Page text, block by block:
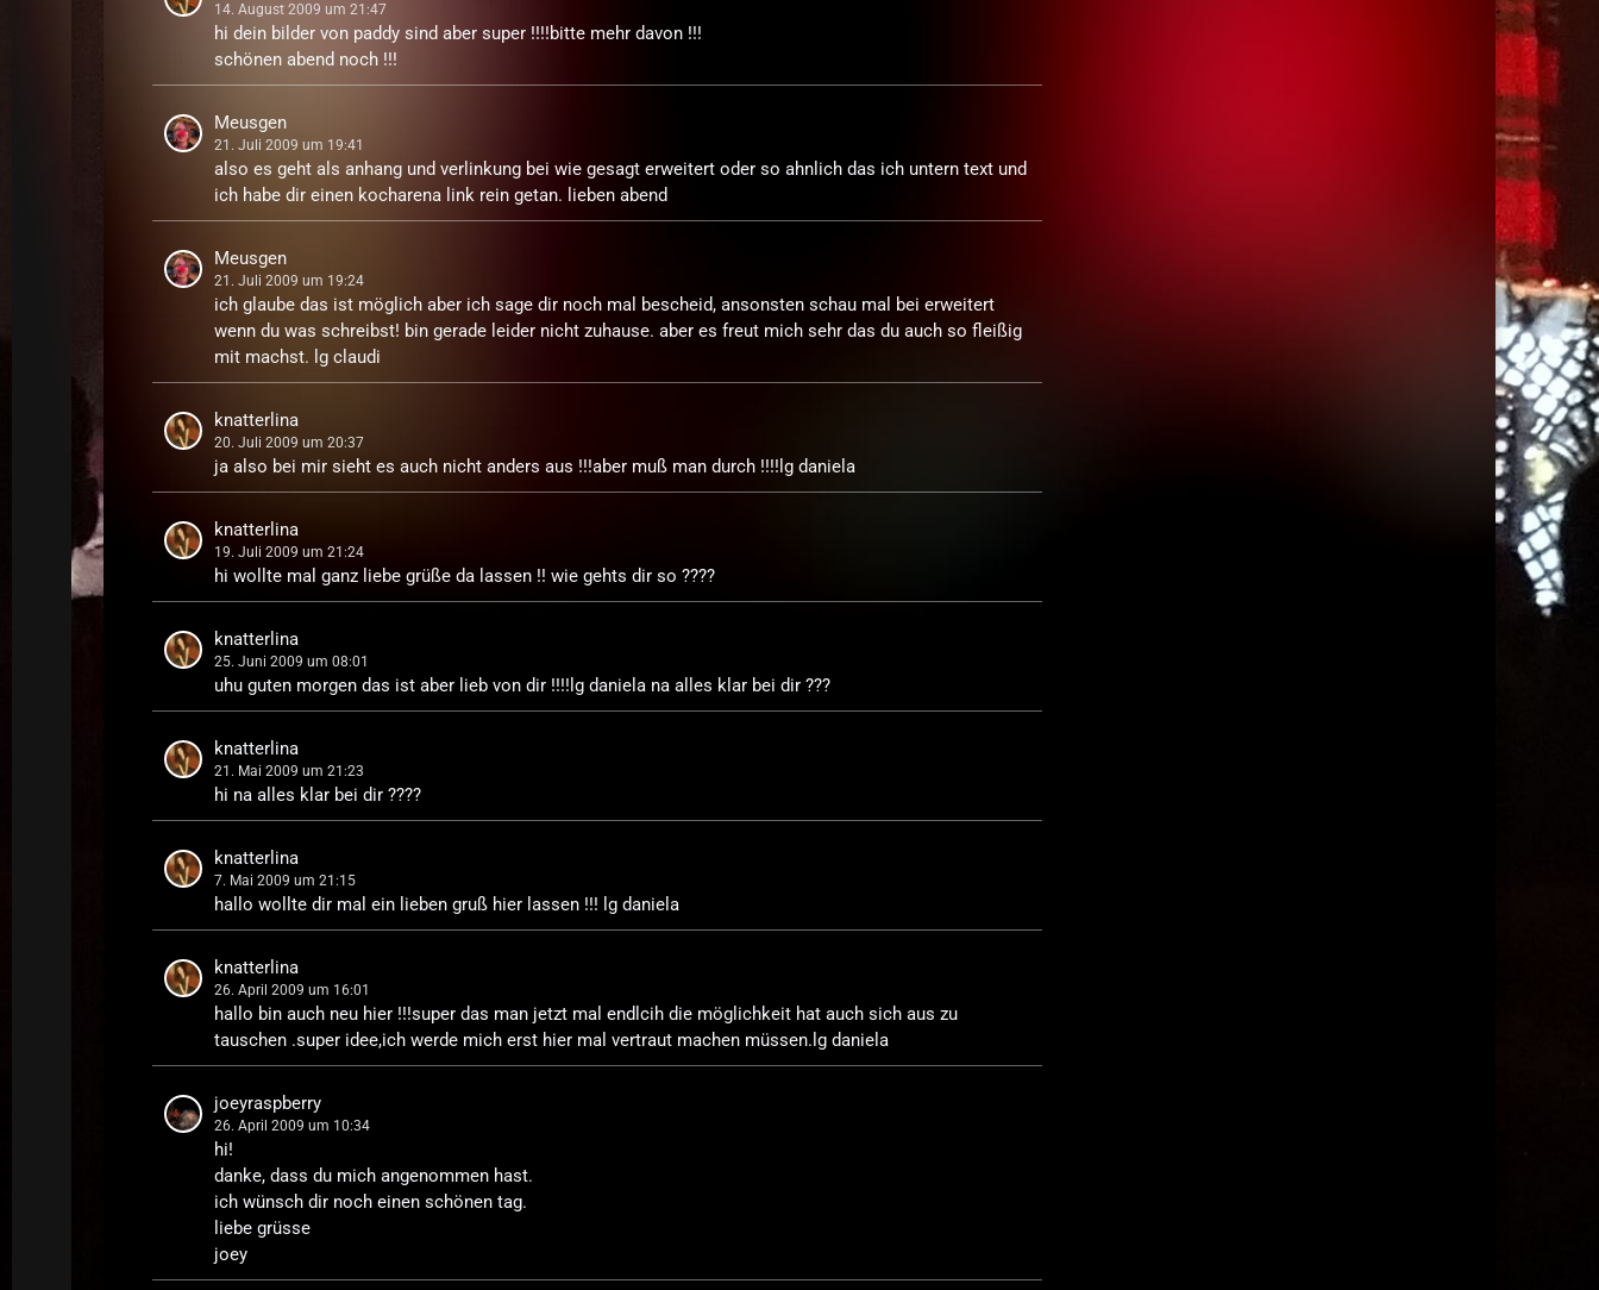
14. August 2009 um 21:47
hi dein bilder von paddy sind aber super !!!!bitte mehr davon !!!
schönen abend noch !!!
Meusgen
21. Juli 2009 um 19:41
also es geht als anhang und verlinkung bei wie gesagt erweitert oder so ahnlich das ich untern text und
ich habe dir einen kocharena link rein getan. lieben abend
Meusgen
21. Juli 2009 um 19:24
ich glaube das ist möglich aber ich sage dir noch mal bescheid, ansonsten schau mal bei erweitert
wenn du was schreibst! bin gerade leider nicht zuhause. aber es freut mich sehr das du auch so fleißig
mit machst. lg claudi
knatterlina
20. Juli 2009 um 20:37
ja also bei mir sieht es auch nicht anders aus !!!aber muß man durch !!!!lg daniela
knatterlina
19. Juli 2009 um 21:24
hi wollte mal ganz liebe grüße da lassen !! wie gehts dir so ????
knatterlina
25. Juni 2009 um 08:01
uhu guten morgen das ist aber lieb von dir !!!!lg daniela na alles klar bei dir ???
knatterlina
21. Mai 2009 um 21:23
hi na alles klar bei dir ????
knatterlina
7. Mai 2009 um 21:15
hallo wollte dir mal ein lieben gruß hier lassen !!! lg daniela
knatterlina
26. April 2009 um 16:01
hallo bin auch neu hier !!!super das man jetzt mal endlcih die möglichkeit hat auch sich aus zu
tauschen .super idee,ich werde mich erst hier mal vertraut machen müssen.lg daniela
joeyraspberry
26. April 2009 um 10:34
hi!
danke, dass du mich angenommen hast.
ich wünsch dir noch einen schönen tag.
liebe grüsse
joey